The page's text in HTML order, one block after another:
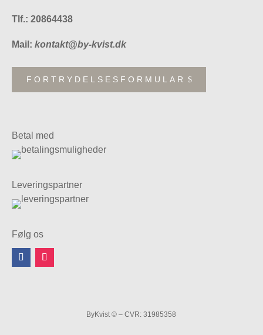
Tlf.: 20864438
Mail: kontakt@by-kvist.dk
FORTRYDELSESFORMULAR
Betal med
Leveringspartner
Følg os
ByKvist © – CVR: 31985358